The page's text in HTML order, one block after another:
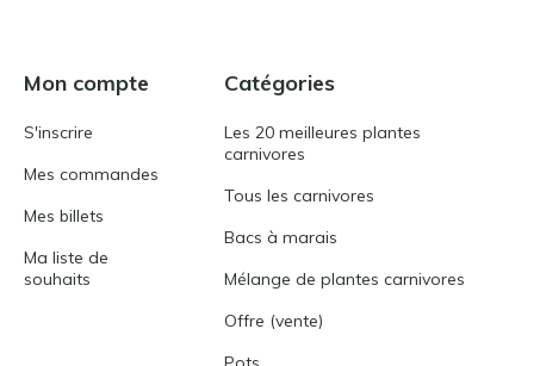
Mon compte
S'inscrire
Mes commandes
Mes billets
Ma liste de
souhaits
Catégories
Les 20 meilleures plantes
carnivores
Tous les carnivores
Bacs à marais
Mélange de plantes carnivores
Offre (vente)